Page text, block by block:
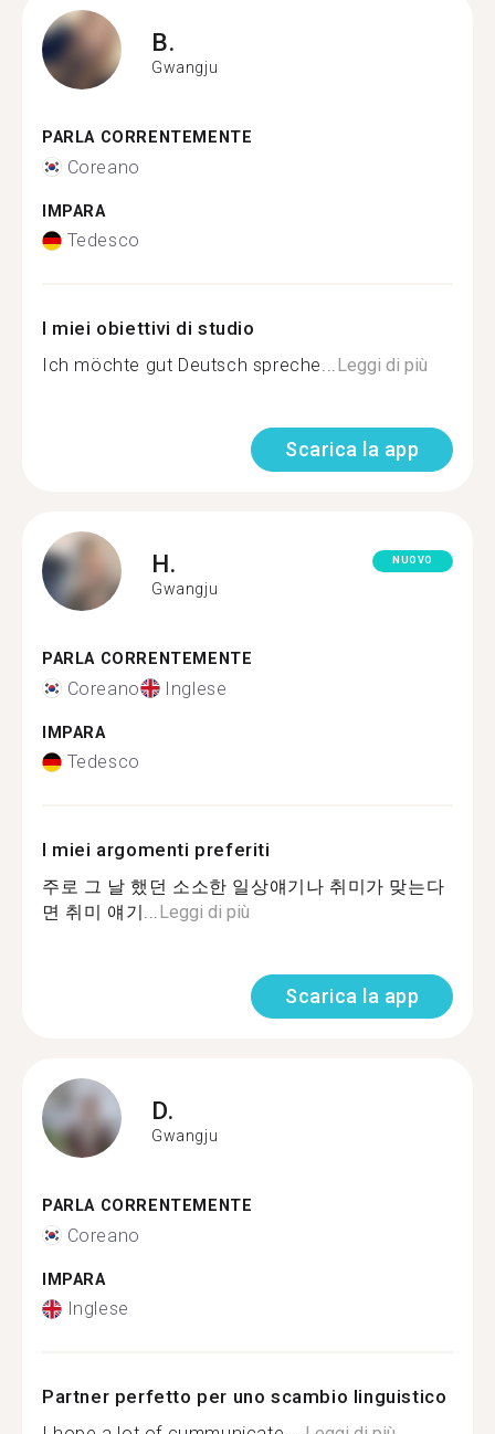
B.
Gwangju
PARLA CORRENTEMENTE
Coreano
IMPARA
Tedesco
I miei obiettivi di studio
Ich möchte gut Deutsch spreche...Leggi di più
Scarica la app
H.
Gwangju
NUOVO
PARLA CORRENTEMENTE
Coreano Inglese
IMPARA
Tedesco
I miei argomenti preferiti
주로 그 날 했던 소소한 일상얘기나 취미가 맞는다
면 취미 얘기...Leggi di più
Scarica la app
D.
Gwangju
PARLA CORRENTEMENTE
Coreano
IMPARA
Inglese
Partner perfetto per uno scambio linguistico